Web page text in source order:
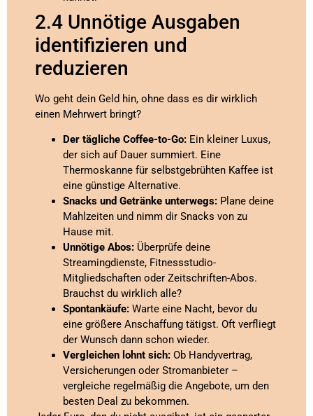
2.4 Unnötige Ausgaben
identifizieren und
reduzieren
Wo geht dein Geld hin, ohne dass es dir wirklich
einen Mehrwert bringt?
Der tägliche Coffee-to-Go: Ein kleiner Luxus,
der sich auf Dauer summiert. Eine
Thermoskanne für selbstgebrühten Kaffee ist
eine günstige Alternative.
Snacks und Getränke unterwegs: Plane deine
Mahlzeiten und nimm dir Snacks von zu
Hause mit.
Unnötige Abos: Überprüfe deine
Streamingdienste, Fitnessstudio-
Mitgliedschaften oder Zeitschriften-Abos.
Brauchst du wirklich alle?
Spontankäufe: Warte eine Nacht, bevor du
eine größere Anschaffung tätigst. Oft verfliegt
der Wunsch dann schon wieder.
Vergleichen lohnt sich: Ob Handyvertrag,
Versicherungen oder Stromanbieter –
vergleiche regelmäßig die Angebote, um den
besten Deal zu bekommen.